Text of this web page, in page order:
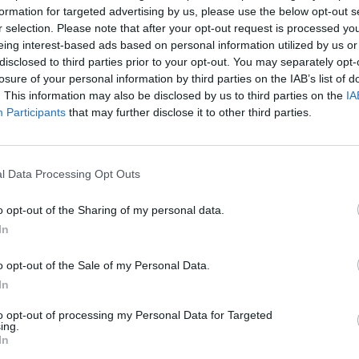
for targeted advertising by us, please use the below opt-out
selection. Please note that after your opt-out request is processed
interest-based ads based on personal information utilized by us
to third parties prior to your opt-out. You may separately
of your personal information by third parties on the IAB’s list of
This information may also be disclosed by us to third parties on the
Participants that may further disclose it to other third parties.
Data Processing Opt Outs
opt-out of the Sharing of my personal data.
opt-out of the Sale of my Personal Data.
opt-out of processing my Personal Data for Targeted
Cím: Dudás Attila
Műgyűjtők Háza kft.
Budapest
1023.Bp. Zsigmond tér 11.
1023
Telefon: 18008123
Bemutatkozás: 2013 nyarán nyitottuk meg
optimális áron, gyorsan találjanak vevőt
gyűjteményüket változatos kínálatunkból.
árverést! Kedd-től péntek-ig 11.00-este 18.00